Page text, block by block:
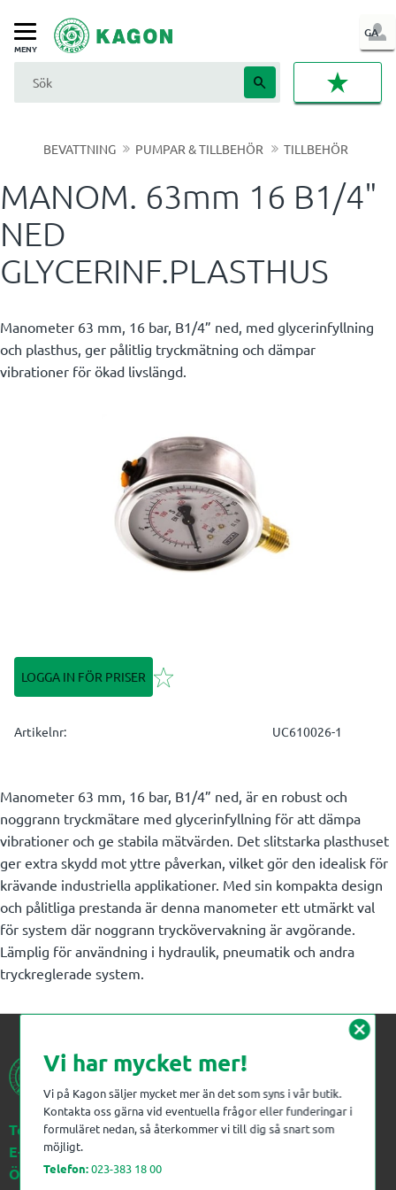
Meny
GA
IN
BEVATTNING PUMPAR & TILLBEHÖR TILLBEHÖR
MANOM. 63mm 16 B1/4"
NED
GLYCERINF.PLASTHUS
Manometer 63 mm, 16 bar, B1/4” ned, med glycerinfyllning
och plasthus, ger pålitlig tryckmätning och dämpar
vibrationer för ökad livslängd.
LOGGA IN FÖR PRISER Lägg till i favoriter
Artikelnr UC610026-1
Manometer 63 mm, 16 bar, B1/4” ned, är en robust och
noggrann tryckmätare med glycerinfyllning för att dämpa
vibrationer och ge stabila mätvärden. Det slitstarka plasthuset
ger extra skydd mot yttre påverkan, vilket gör den idealisk för
krävande industriella applikationer. Med sin kompakta design
och pålitliga prestanda är denna manometer ett utmärkt val
för system där noggrann tryckövervakning är avgörande.
Lämplig för användning i hydraulik, pneumatik och andra
tryckreglerade system.
Telefon:023-383 18 00
E-post:kagon@kagon.se
Öppettider:Måndag-Fredag, 07-16
cancel
Vi har mycket mer!
Vi på Kagon säljer mycket mer än det som syns i vår butik.
Kontakta oss gärna vid eventuella frågor eller funderingar i
formuläret nedan, så återkommer vi till dig så snart som
möjligt.
Telefon:023-383 18 00